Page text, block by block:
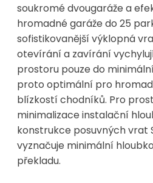
soukromé dvougaráže a
hromadné garáže do 25
sofistikovanější výklopná
otevírání a zavírání
prostoru pouze do
proto optimální pro
blízkostí chodníků. Pro
minimalizace instalační
konstrukce posuvných vrat
vyznačuje minimální
překladu.